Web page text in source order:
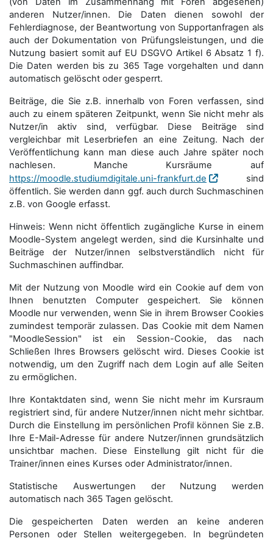
anderen Nutzer/innen. Die Daten dienen sowohl der
Fehlerdiagnose, der Beantwortung von Supportanfragen als
auch der Dokumentation von Prüfungsleistungen, und die
Nutzung basiert somit auf EU DSGVO Artikel 6 Absatz 1 f).
Die Daten werden bis zu 365 Tage vorgehalten und dann
automatisch gelöscht oder gesperrt.
Beiträge, die Sie z.B. innerhalb von Foren verfassen, sind
auch zu einem späteren Zeitpunkt, wenn Sie nicht mehr als
Nutzer/in aktiv sind, verfügbar. Diese Beiträge sind
vergleichbar mit Leserbriefen an eine Zeitung. Nach der
Veröffentlichung kann man diese auch Jahre später noch
nachlesen. Manche Kursräume auf
https://moodle.studiumdigitale.uni-frankfurt.de
sind
öffentlich. Sie werden dann ggf. auch durch Suchmaschinen
z.B. von Google erfasst.
Hinweis: Wenn nicht öffentlich zugängliche Kurse in einem
Moodle-System angelegt werden, sind die Kursinhalte und
Beiträge der Nutzer/innen selbstverständlich nicht für
Suchmaschi­nen auffindbar.
Mit der Nutzung von Moodle wird ein Cookie auf dem von
Ihnen benutzten Computer gespeichert. Sie können
Moodle nur verwenden, wenn Sie in ihrem Browser Cookies
zumindest temporär zulassen. Das Cookie mit dem Namen
"MoodleSession" ist ein Session-Cookie, das nach
Schließen Ihres Browsers gelöscht wird. Dieses Cookie ist
notwendig, um den Zugriff nach dem Login auf alle Seiten
zu ermöglichen.
Ihre Kontaktdaten sind, wenn Sie nicht mehr im Kursraum
registriert sind, für andere Nutzer/innen nicht mehr sichtbar.
Durch die Einstellung im persönlichen Profil können Sie z.B.
Ihre E-Mail-Adresse für andere Nutzer/innen grundsätzlich
unsichtbar machen. Diese Einstellung gilt nicht für die
Trainer/innen eines Kurses oder Administrator/innen.
Statistische Auswertungen der Nutzung werden
automatisch nach 365 Tagen gelöscht.
Die gespeicherten Daten werden an keine anderen
Personen oder Stellen weitergegeben. In begründeten